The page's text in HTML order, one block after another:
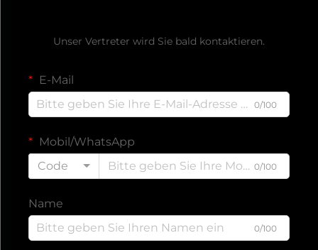
Unser Vertreter wird Sie bald kontaktieren.
E-Mail
0/100
Mobil/WhatsApp
Code
0/100
Name
0/100